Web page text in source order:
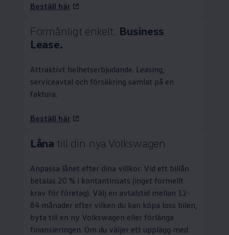
Beställ här
Förmånligt enkelt. Business
Lease.
Attraktivt helhetserbjudande. Leasing
serviceavtal och försäkring samlat på en
faktura.
Beställ här
Låna till din nya Volkswagen
Anpassa lånet efter dina villkor. Vid ett billån
betalas 20 % i kontantinsats (inget formellt
krav för företag). Välj en avtalstid mellan 12-
84 månader efter vilken du kan köpa loss bilen,
byta till en ny Volkswagen eller förlänga
finansieringen. Om du väljer ett upplägg med